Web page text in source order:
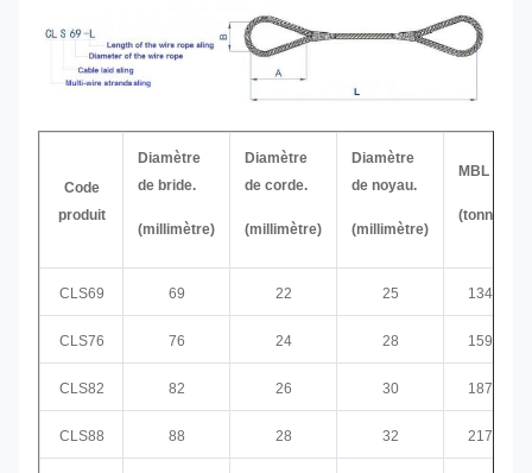
Code
produit
Diamètre
de bride.
(millimètre)
Diamètre
de corde.
(millimètre)
Diamètre
de noyau.
(millimètre)
MBL
(tonnes)
CLS69 69 22 25 134,3
CLS76 76 24 28 159,9
CLS82 82 26 30 187,6
CLS88 88 28 32 217,6